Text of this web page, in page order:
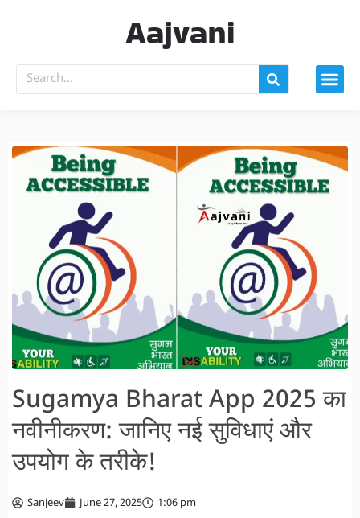
Aajvani
Sugamya Bharat App 2025 का
नवीनीकरण: जानिए नई सुविधाएं और
उपयोग के तरीके!
Sanjeev June 27, 2025 1:06 pm